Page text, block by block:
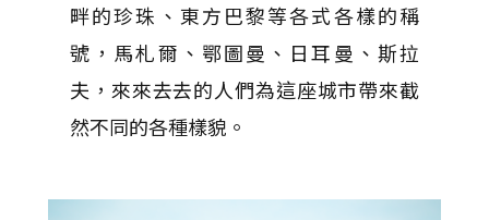
畔的珍珠、東方巴黎等各式各樣的稱
號，馬札爾、鄂圖曼、日耳曼、斯拉
夫，來來去去的人們為這座城市帶來截
然不同的各種樣貌。